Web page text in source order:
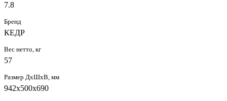
7.8
Бренд
КЕДР
Вес нетто, кг
57
Размер ДхШхВ, мм
942х500х690